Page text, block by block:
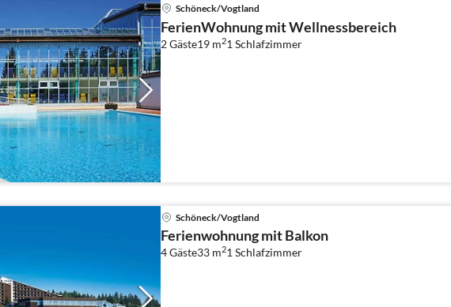
Schöneck/Vogtland
FerienWohnung mit Wellnessbereich
2 Gäste19 m21 Schlafzimmer
Schöneck/Vogtland
Ferienwohnung mit Balkon
4 Gäste33 m21 Schlafzimmer